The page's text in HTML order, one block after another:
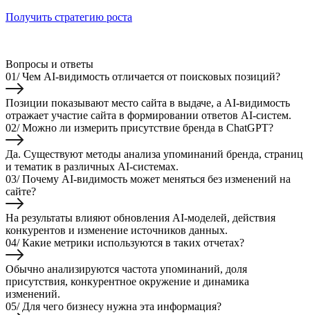
Получить стратегию роста
Вопросы и ответы
01/Чем AI-видимость отличается от поисковых позиций?
Позиции показывают место сайта в выдаче, а AI-видимость
отражает участие сайта в формировании ответов AI-систем.
02/Можно ли измерить присутствие бренда в ChatGPT?
Да. Существуют методы анализа упоминаний бренда, страниц
и тематик в различных AI-системах.
03/Почему AI-видимость может меняться без изменений на
сайте?
На результаты влияют обновления AI-моделей, действия
конкурентов и изменение источников данных.
04/Какие метрики используются в таких отчетах?
Обычно анализируются частота упоминаний, доля
присутствия, конкурентное окружение и динамика
изменений.
05/ Для чего бизнесу нужна эта информация?